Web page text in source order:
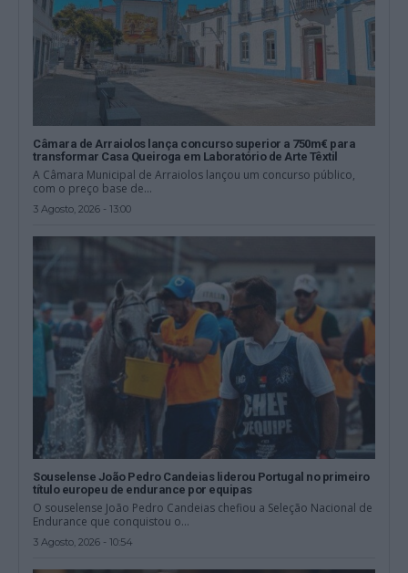
Câmara de Arraiolos lança concurso superior a 750m€ para
transformar Casa Queiroga em Laboratório de Arte Têxtil
A Câmara Municipal de Arraiolos lançou um concurso público,
com o preço base de...
3 Agosto, 2026 - 13:00
Souselense João Pedro Candeias liderou Portugal no primeiro
título europeu de endurance por equipas
O souselense João Pedro Candeias chefiou a Seleção Nacional de
Endurance que conquistou o...
3 Agosto, 2026 - 10:54